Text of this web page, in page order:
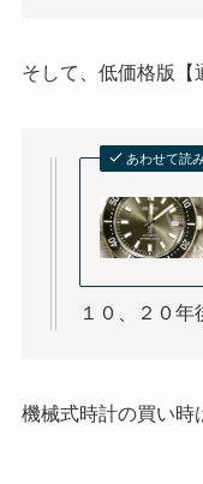
そして、低価格版【
あわせて読
１０、２０年
機械式時計の買い時